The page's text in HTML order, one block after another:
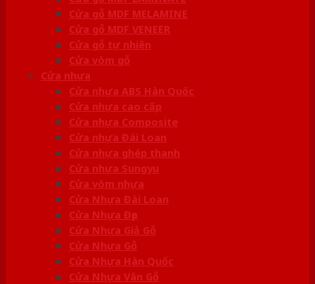
Cửa gỗ MDF MELAMINE
Cửa gỗ MDF VENEER
Cửa gỗ tự nhiên
Cửa vòm gỗ
Cửa nhựa
Cửa nhựa ABS Hàn Quốc
Cửa nhựa cao cấp
Cửa nhựa Composite
Cửa nhựa Đài Loan
Cửa nhựa ghép thanh
Cửa nhựa Sungyu
Cửa vòm nhựa
Cửa Nhựa Đài Loan
Cửa Nhựa Đẹp
Cửa Nhựa Giả Gỗ
Cửa Nhựa Gỗ
Cửa Nhựa Hàn Quốc
Cửa Nhựa Vân Gỗ